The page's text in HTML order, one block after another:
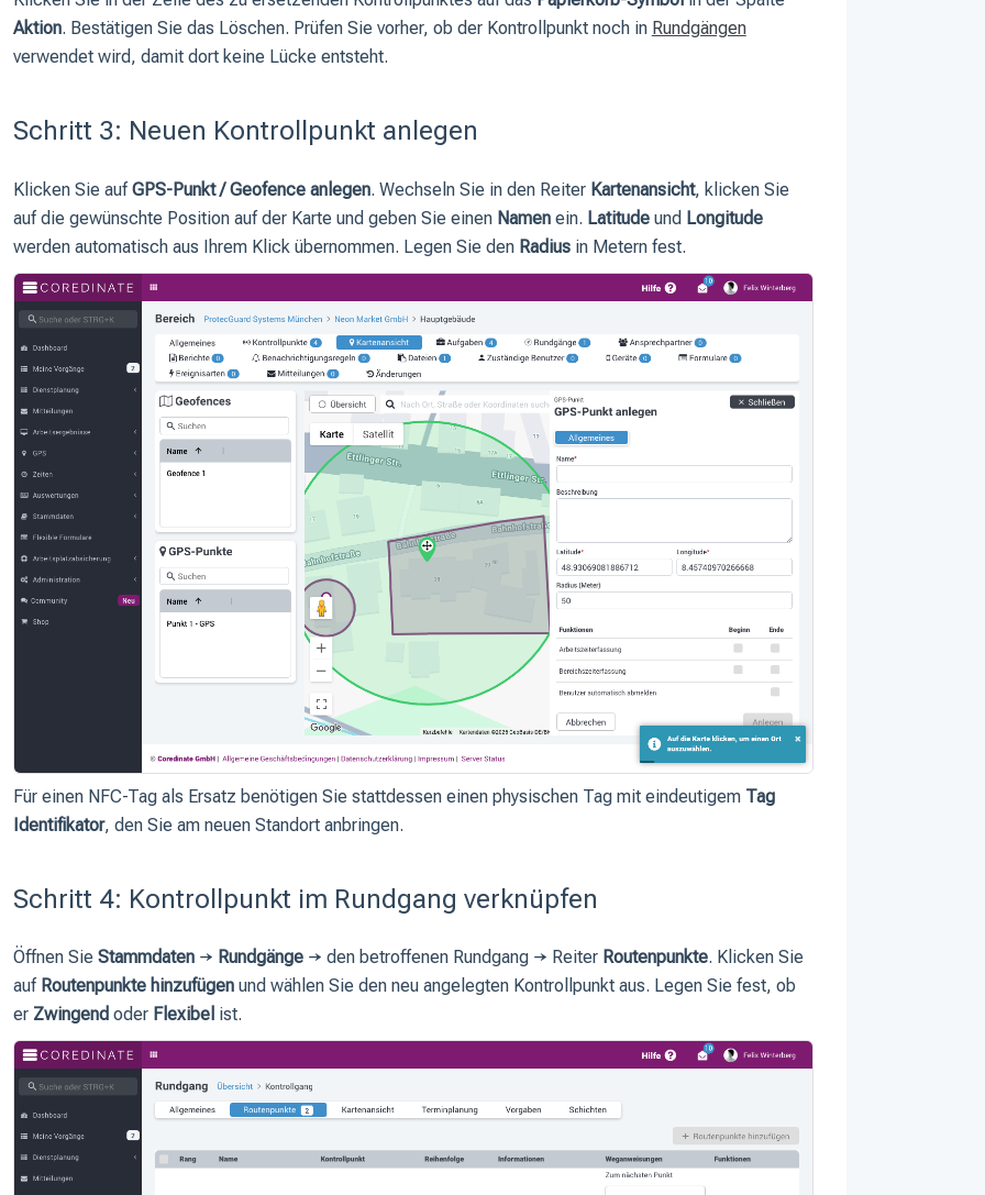
Aktion. Bestätigen Sie das Löschen. Prüfen Sie vorher, ob der Kontrollpunkt noch in Rundgängen
verwendet wird, damit dort keine Lücke entsteht.
Schritt 3: Neuen Kontrollpunkt anlegen
Klicken Sie aufGPS-Punkt / Geofence anlegen. Wechseln Sie in den Reiter Kartenansicht, klicken Sie
auf die gewünschte Position auf der Karte und geben Sie einen Namenein. Latitudeund Longitude
werden automatisch aus Ihrem Klick übernommen. Legen Sie den Radiusin Metern fest.
Für einen NFC-Tag als Ersatz benötigen Sie stattdessen einen physischen Tag mit eindeutigem Tag
Identifikator, den Sie am neuen Standort anbringen.
Schritt 4: Kontrollpunkt im Rundgang verknüpfen
Öffnen Sie Stammdaten→ Rundgänge→ den betroffenen Rundgang → Reiter Routenpunkte. Klicken Sie
auf Routenpunkte hinzufügenund wählen Sie den neu angelegten Kontrollpunkt aus. Legen Sie fest, ob
er Zwingend oder Flexibel ist.